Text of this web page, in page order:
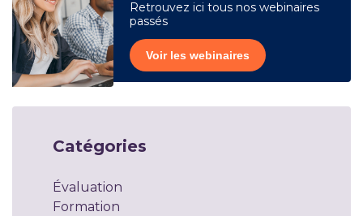
Retrouvez ici tous nos webinaires
passés
Voir les webinaires
Catégories
Évaluation
Formation